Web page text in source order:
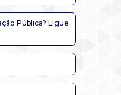
Pública? Ligue